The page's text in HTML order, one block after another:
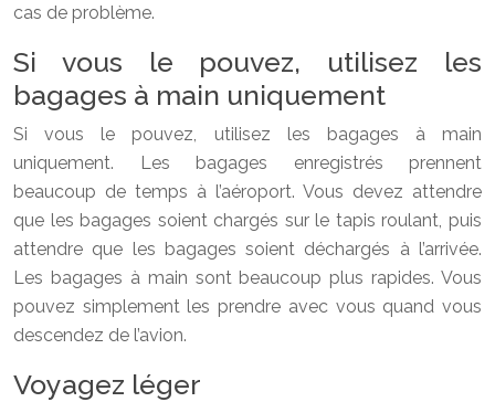
cas de problème.
Si vous le pouvez, utilisez les
bagages à main uniquement
Si vous le pouvez, utilisez les bagages à main
uniquement. Les bagages enregistrés prennent
beaucoup de temps à l’aéroport. Vous devez attendre
que les bagages soient chargés sur le tapis roulant, puis
attendre que les bagages soient déchargés à l’arrivée.
Les bagages à main sont beaucoup plus rapides. Vous
pouvez simplement les prendre avec vous quand vous
descendez de l’avion.
Voyagez léger